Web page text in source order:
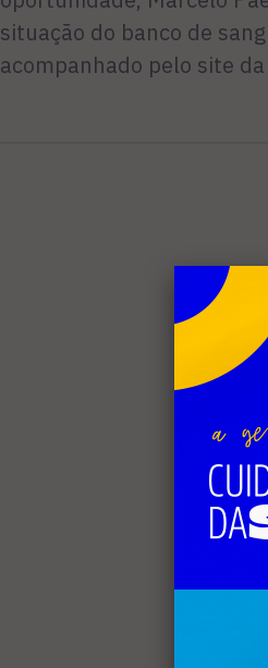
situação do banco de
acompanhado pelo site